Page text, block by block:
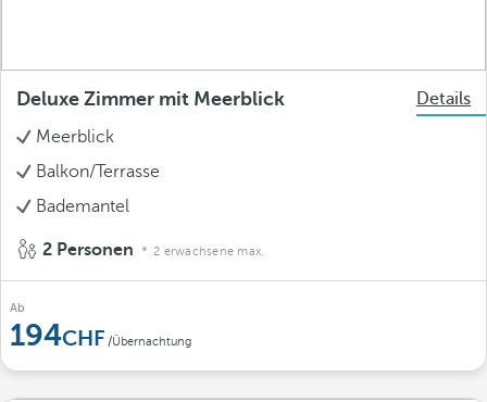
Deluxe Zimmer mit Meerblick
Details
Meerblick
Balkon/Terrasse
Bademantel
2 Personen 2 erwachsene max.
Ab
194 /Übernachtung